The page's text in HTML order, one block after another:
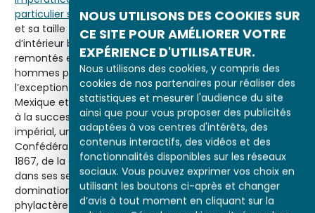
NOUS UTILISONS DES COOKIES SUR
CE SITE POUR AMÉLIORER VOTRE
EXPÉRIENCE D'UTILISATEUR.
Nous utilisons des cookies, y compris des
cookies de nos partenaires pour réaliser des
statistiques et mesurer l'audience du site
ainsi que pour vous proposer des publicités
adaptées à vos centres d'intérêts, des
contenus interactifs, des vidéos et des
fonctionnalités disponibles sur les réseaux
sociaux. Vous pouvez exprimer vos choix en
utilisant les boutons ci-après et changer
d’avis à tout moment en cliquant sur la
particulier sa longue chevelure brune
et sa taille très fine, est vêtue d’une ample robe
d’intérieur blanche, sans crinoline, les cheveux tressés
remontés en un lourd chignon sur la nuque. Tous les
hommes portent un uniforme d’officier autrichien, à
l’exception deMaximilien, appelé à monter sur le trône du
Mexique et qui dut en contrepartie renoncer à ses droits
à la succession de la couronne d’Autriche. Sous le couple
impérial, une aigle bicéphale, symbole de la
Confédération germanique jusqu’en 1866 puis, à partir de
1867, de la double monarchie austro-hongroise, tenant
dans ses serres le glaive et le globe crucifère de la
domination universelle, étend ses ailes au-dessus d’un
phylactère portant la devise de l’empereur,Viribus Unitis